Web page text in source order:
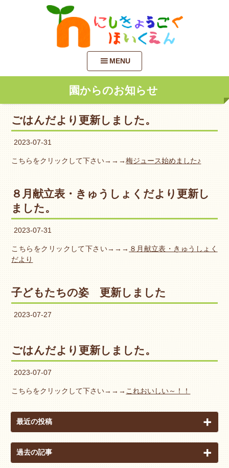
MENU
園からのお知らせ
ごはんだより更新しました。
2023-07-31
こちらをクリックして下さい→→→梅ジュース始めました♪
８月献立表・きゅうしょくだより更新し
ました。
2023-07-31
こちらをクリックして下さい→→→ ８月献立表・きゅうしょく
だより
子どもたちの姿 更新しました
2023-07-27
ごはんだより更新しました。
2023-07-07
こちらをクリックして下さい→→→ これおいしい～！！
最近の投稿
過去の記事